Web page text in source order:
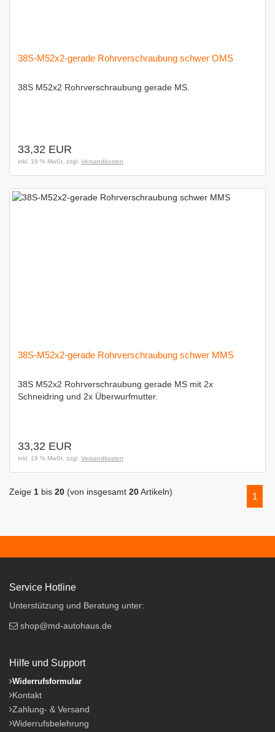
38S-M52x2-gerade Rohrverschraubung schwer OMS
38S M52x2 Rohrverschraubung gerade MS.
33,32 EUR
inkl. 19 % MwSt. zzgl. Versandkosten
38S-M52x2-gerade Rohrverschraubung schwer MMS
38S M52x2 Rohrverschraubung gerade MS mit 2x
Schneidring und 2x Überwurfmutter.
33,32 EUR
inkl. 19 % MwSt. zzgl. Versandkosten
Zeige 1 bis 20 (von insgesamt 20Artikeln) 1
Service Hotline
Unterstützung und Beratung unter:
shop@md-autohaus.de
Hilfe und Support
Widerrufsformular
Kontakt
Zahlung- & Versand
Widerrufsbelehrung